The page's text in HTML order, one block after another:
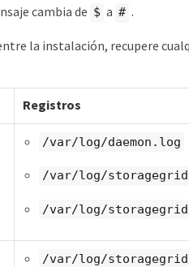
cambia de $ a # .
la instalación, recupere
Registros
/var/log/daemon.log
/var/log/storagegrid/
/var/log/storagegrid/
/var/log/storagegrid/